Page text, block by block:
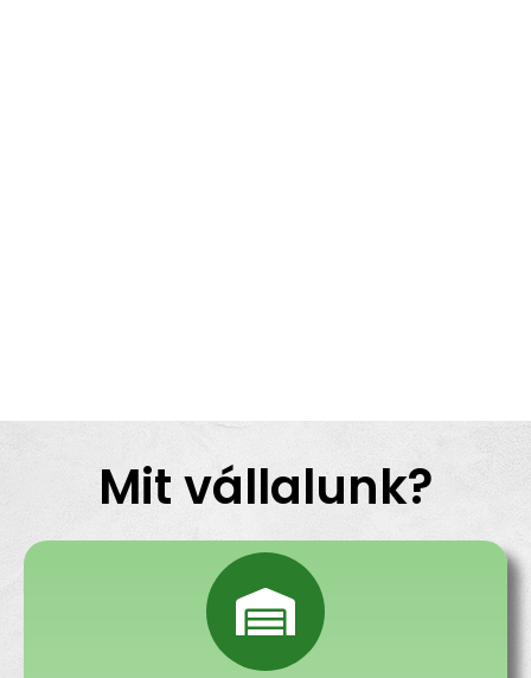
Mit vállalunk?